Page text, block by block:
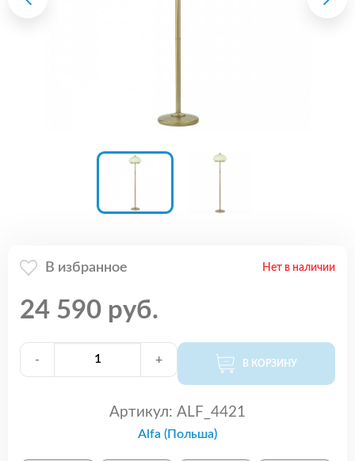
В избранное Нет в наличии
24 590 руб.
- + В КОРЗИНУ
Артикул: ALF_4421
Alfa (Польша)